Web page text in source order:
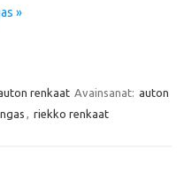
»
renkaat Avainsanat: auton
riekko renkaat